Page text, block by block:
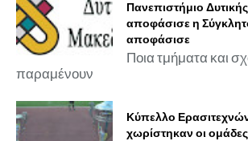
Πανεπιστήμιο
αποφάσισε η
αποφάσισε
Ποια τμήματα και
παραμένουν
Κύπελλο
χωρίστηκαν οι